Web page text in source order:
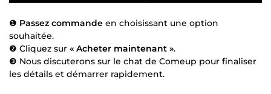
❶ Passez commande en choisissant une option
souhaitée.
❷ Cliquez sur « Acheter maintenant ».
❸ Nous discuterons sur le chat de Comeup pour finaliser
les détails et démarrer rapidement.